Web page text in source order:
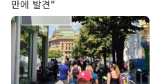
만에 발견"